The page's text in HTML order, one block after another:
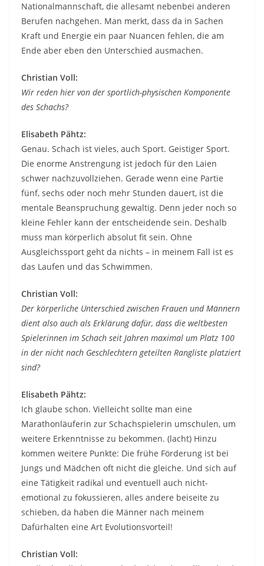
Nationalmannschaft, die allesamt nebenbei anderen
Berufen nachgehen. Man merkt, dass da in Sachen
Kraft und Energie ein paar Nuancen fehlen, die am
Ende aber eben den Unterschied ausmachen.
Christian Voll:
Wir reden hier von der sportlich-physischen Komponente
des Schachs?
Elisabeth Pähtz:
Genau. Schach ist vieles, auch Sport. Geistiger Sport.
Die enorme Anstrengung ist jedoch für den Laien
schwer nachzuvollziehen. Gerade wenn eine Partie
fünf, sechs oder noch mehr Stunden dauert, ist die
mentale Beanspruchung gewaltig. Denn jeder noch so
kleine Fehler kann der entscheidende sein. Deshalb
muss man körperlich absolut fit sein. Ohne
Ausgleichssport geht da nichts – in meinem Fall ist es
das Laufen und das Schwimmen.
Christian Voll:
Der körperliche Unterschied zwischen Frauen und Männern
dient also auch als Erklärung dafür, dass die weltbesten
Spielerinnen im Schach seit Jahren maximal um Platz 100
in der nicht nach Geschlechtern geteilten Rangliste platziert
sind?
Elisabeth Pähtz:
Ich glaube schon. Vielleicht sollte man eine
Marathonläuferin zur Schachspielerin umschulen, um
weitere Erkenntnisse zu bekommen. (lacht) Hinzu
kommen weitere Punkte: Die frühe Förderung ist bei
Jungs und Mädchen oft nicht die gleiche. Und sich auf
eine Tätigkeit radikal und eventuell auch nicht-
emotional zu fokussieren, alles andere beiseite zu
schieben, da haben die Männer nach meinem
Dafürhalten eine Art Evolutionsvorteil!
Christian Voll: